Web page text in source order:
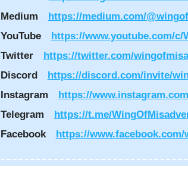
Medium https://medium.com/
YouTube https://www.youtube.com/c/
Twitter https://twitter.com/
Discord https://discord.com/invite/
Instagram https://
Telegram https://t.me/
Facebook https://